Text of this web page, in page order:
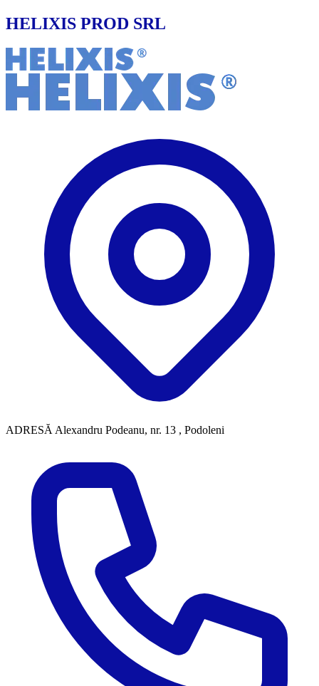
HELIXIS PROD SRL
ADRESĂ Alexandru Podeanu, nr. 13 , Podoleni